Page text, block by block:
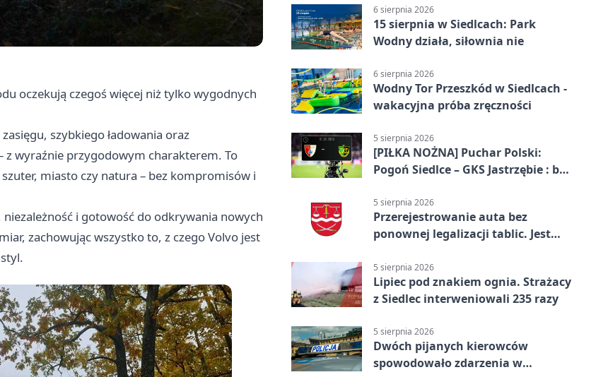
oczekują czegoś więcej niż tylko wygodnych
szybkiego ładowania oraz
wyraźnie przygodowym charakterem. To
miasto czy natura – bez kompromisów i
niezależność i gotowość do odkrywania nowych
zachowując wszystko to, z czego Volvo jest
6 sierpnia 2026
15 sierpnia w Siedlcach: Park
Wodny działa, siłownia nie
6 sierpnia 2026
Wodny Tor Przeszkód w Siedlcach -
wakacyjna próba zręczności
5 sierpnia 2026
[PIŁKA NOŻNA] Puchar Polski:
Pogoń Siedlce – GKS Jastrzębie : bez
5 sierpnia 2026
Przerejestrowanie auta bez
ponownej legalizacji tablic. Jest
5 sierpnia 2026
Lipiec pod znakiem ognia. Strażacy
z Siedlec interweniowali 235 razy
5 sierpnia 2026
Dwóch pijanych kierowców
spowodowało zdarzenia w